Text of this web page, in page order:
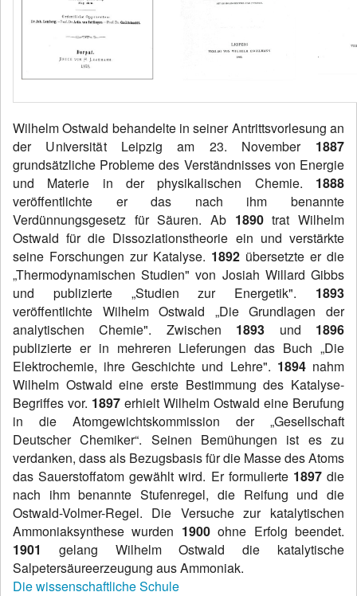
Wilhelm Ostwald behandelte in seiner Antrittsvorlesung an
der Universität Leipzig am 23. November 1887
grundsätzliche Probleme des Verständnisses von Energie
und Materie in der physikalischen Chemie. 1888
veröffentlichte er das nach ihm benannte
Verdünnungsgesetz für Säuren. Ab 1890trat Wilhelm
Ostwald für die Dissoziationstheorie ein und verstärkte
seine Forschungen zur Katalyse. 1892 übersetzte er die
„Thermodynamischen Studien" von Josiah Willard Gibbs
und publizierte „Studien zur Energetik". 1893
veröffentlichte Wilhelm Ostwald „Die Grundlagen der
analytischen Chemie". Zwischen 1893 und 1896
publizierte er in mehreren Lieferungen das Buch „Die
Elektrochemie, ihre Geschichte und Lehre". 1894 nahm
Wilhelm Ostwald eine erste Bestimmung des Katalyse-
Begriffes vor. 1897 erhielt Wilhelm Ostwald eine Berufung
in die Atomgewichtskommission der „Gesellschaft
Deutscher Chemiker“. Seinen Bemühungen ist es zu
verdanken, dass als Bezugsbasis für die Masse des Atoms
das Sauerstoffatom gewählt wird. Er formulierte 1897die
nach ihm benannte Stufenregel, die Reifung und die
Ostwald-Volmer-Regel. Die Versuche zur katalytischen
Ammoniaksynthese wurden 1900ohne Erfolg beendet.
1901 gelang Wilhelm Ostwald die katalytische
Salpetersäureerzeugung aus Ammoniak.
Die wissenschaftliche Schule